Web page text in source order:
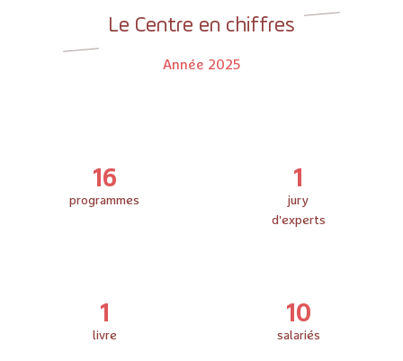
Le Centre en chiffres
Année 2025
16
programmes
1
jury
d'experts
1
livre
10
salariés